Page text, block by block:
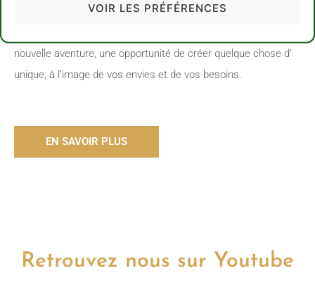
VOIR LES PRÉFÉRENCES
par notre amour pour le métier et notre engagement envers le
nouvelle aventure, une opportunité de créer quelque chose d’
unique, à l’image de vos envies et de vos besoins.
EN SAVOIR PLUS
Retrouvez nous sur Youtube